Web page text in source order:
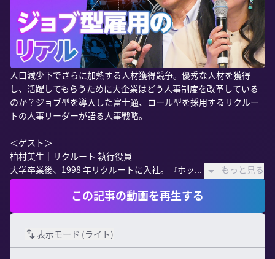
人口減少下でさらに加熱する人材獲得競争。優秀な人材を獲得
し、活躍してもらうために大企業はどう人事制度を改革している
のか？ジョブ型を導入した富士通、ロール型を採用するリクルー
トの人事リーダーが語る人事戦略。
＜ゲスト＞
柏村美生｜リクルート 執行役員
大学卒業後、1998 年リクルートに入社。『ホッ...
もっと見る
この記事の動画を再生する
表示モード (ライト)